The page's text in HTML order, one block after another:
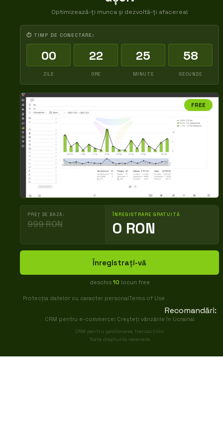
Optimizează-ți munca și dezvoltă-ți afacerea!
⏱ TIMP DE CONECTARE:
00
ZILE
22
ORE
25
MINUTE
57
SECUNDE
FREE
PREȚ DE BAZĂ:
999 RON
ÎNREGISTRARE GRATUITĂ
0 RON
Înregistrați-vă
deschis 10 locuri free
Protecția datelor cu caracter personalTerms of Use
Recomandări:
CRM pentru e-commerce: Creșteți vânzările în Ucraina!
CRM pentru gestionarea tranzacțiilor
Toate drepturile rezervate